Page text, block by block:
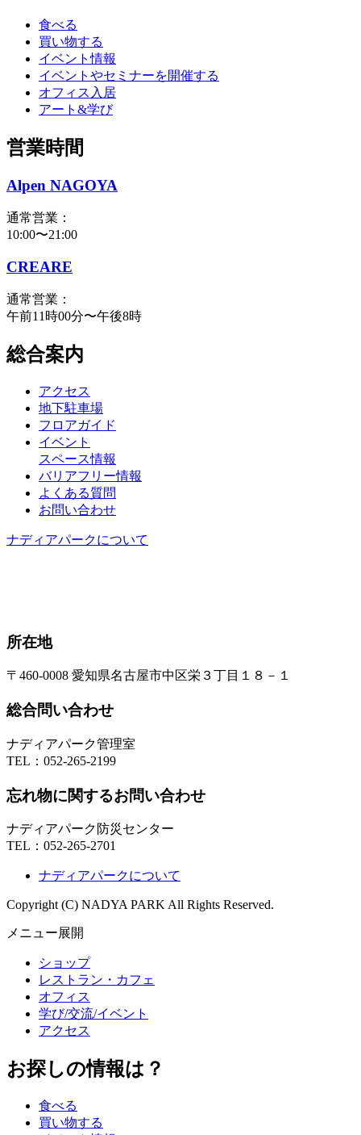
食べる
買い物する
イベント情報
イベントやセミナーを開催する
オフィス入居
アート&学び
営業時間
Alpen NAGOYA
通常営業：
10:00〜21:00
CREARE
通常営業：
午前11時00分〜午後8時
総合案内
アクセス
地下駐車場
フロアガイド
イベント
スペース情報
バリアフリー情報
よくある質問
お問い合わせ
ナディアパークについて
所在地
〒460-0008 愛知県名古屋市中区栄３丁目１８－１
総合問い合わせ
ナディアパーク管理室
TEL： 052-265-2199
忘れ物に関するお問い合わせ
ナディアパーク防災センター
TEL： 052-265-2701
ナディアパークについて
Copyright (C) NADYA PARK All Rights Reserved.
メニュー展開
ショップ
レストラン・カフェ
オフィス
学び/交流/イベント
アクセス
お探しの情報は？
食べる
買い物する